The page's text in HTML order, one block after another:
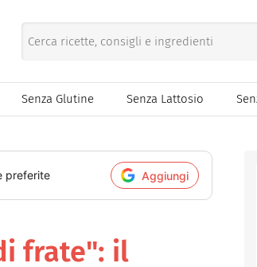
Senza Glutine Senza Lattosio
preferite Aggiungi
frate": il